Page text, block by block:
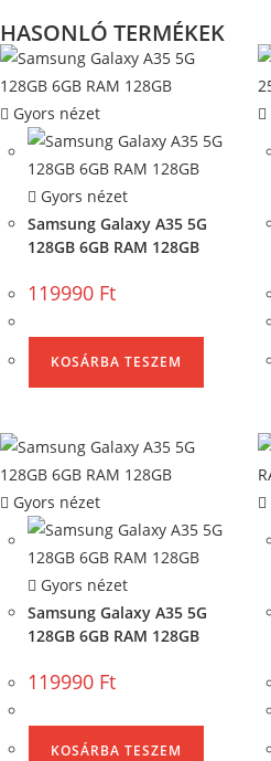
HASONLÓ TERMÉKEK
Gyors nézet
Gyors nézet
Samsung Galaxy A35 5G
128GB 6GB RAM 128GB
119990 Ft
KOSÁRBA TESZEM
Gyors nézet
Gyors nézet
Samsung Galaxy A35 5G
128GB 6GB RAM 128GB
119990 Ft
KOSÁRBA TESZEM